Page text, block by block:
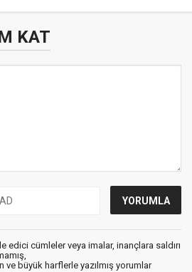
KAT
edici cümleler veya imalar, inançlara saldırı
ve büyük harflerle yazılmış yorumlar